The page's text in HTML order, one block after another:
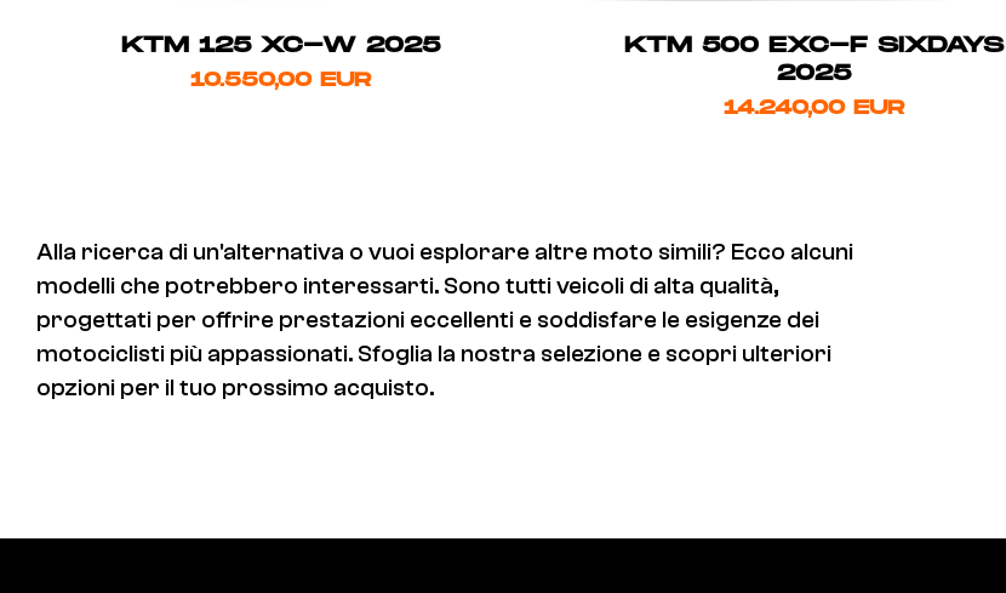
KTM 125 XC-W 2025
10.550,00 EUR
KTM 500 EXC-F SIXDAYS
2025
14.240,00 EUR
Alla ricerca di un'alternativa o vuoi esplorare altre moto simili? Ecco alcuni
modelli che potrebbero interessarti. Sono tutti veicoli di alta qualità,
progettati per offrire prestazioni eccellenti e soddisfare le esigenze dei
motociclisti più appassionati. Sfoglia la nostra selezione e scopri ulteriori
opzioni per il tuo prossimo acquisto.